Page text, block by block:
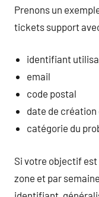
Prenons un
tickets support
identifiant
email
code postal
date de
catégorie du
Si votre objectif
zone et par